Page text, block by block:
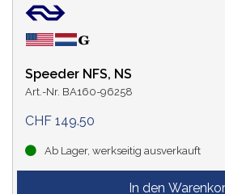
Speeder NFS, NS
Art.-Nr. BA160-96258
CHF 149.50
Ab Lager, werkseitig ausverkauft